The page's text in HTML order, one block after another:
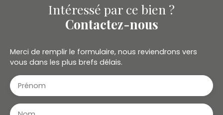
Intéressé par ce bien ?
Contactez-nous
Merci de remplir le formulaire, nous reviendrons vers
vous dans les plus brefs délais.
Prénom